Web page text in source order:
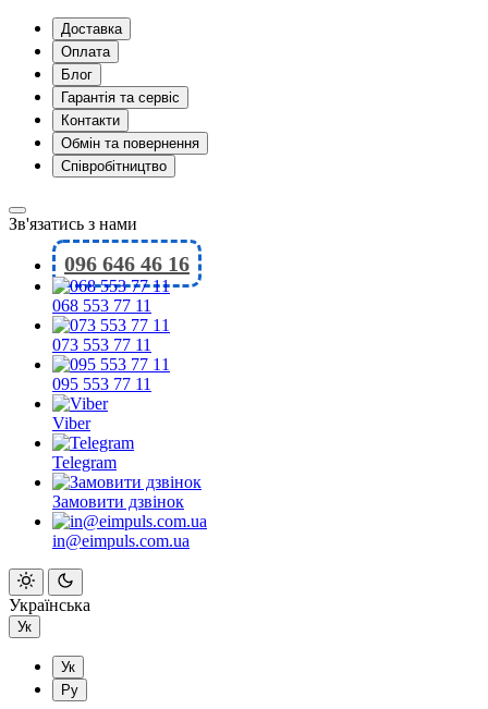
Доставка
Оплата
Блог
Гарантія та сервіс
Контакти
Обмін та повернення
Співробітництво
Зв'язатись з нами
096 646 46 16
068 553 77 11
073 553 77 11
095 553 77 11
Viber
Telegram
Замовити дзвінок
in@eimpuls.com.ua
Українська
Ук
Ук
Ру